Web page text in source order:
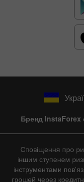
Бренд InstaForex
Сповіщення про
іншим ступенем
інструментами
грошей через